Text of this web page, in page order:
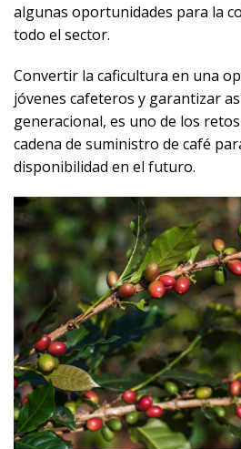
algunas oportunidades para la
todo el sector.
Convertir la caficultura en una
jóvenes cafeteros y garantizar
generacional, es uno de los
cadena de suministro de café
disponibilidad en el futuro.